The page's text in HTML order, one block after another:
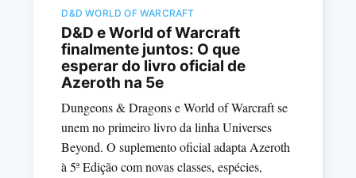
D&D WORLD OF WARCRAFT
D&D e World of Warcraft
finalmente juntos: O que
esperar do livro oficial de
Azeroth na 5e
Dungeons & Dragons e World of Warcraft se
unem no primeiro livro da linha Universes
Beyond. O suplemento oficial adapta Azeroth
à 5ª Edição com novas classes, espécies,